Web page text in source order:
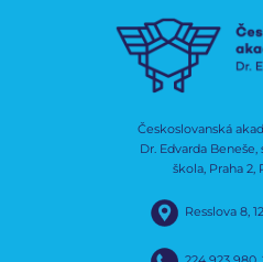
Českoslovanská
Dr. Edvarda
škola, Praha 2,
Resslova 8,